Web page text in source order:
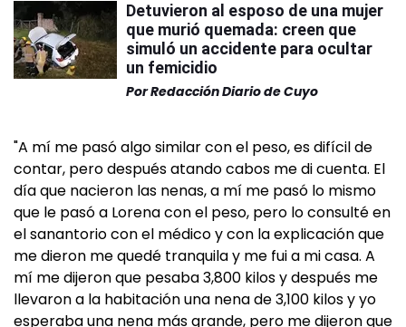
Detuvieron al esposo de una mujer
que murió quemada: creen que
simuló un accidente para ocultar
un femicidio
PorRedacción Diario de Cuyo
"A mí me pasó algo similar con el peso, es difícil de
contar, pero después atando cabos me di cuenta. El
día que nacieron las nenas, a mí me pasó lo mismo
que le pasó a Lorena con el peso, pero lo consulté en
el sanantorio con el médico y con la explicación que
me dieron me quedé tranquila y me fui a mi casa. A
mí me dijeron que pesaba 3,800 kilos y después me
llevaron a la habitación una nena de 3,100 kilos y yo
esperaba una nena más grande, pero me dijeron que